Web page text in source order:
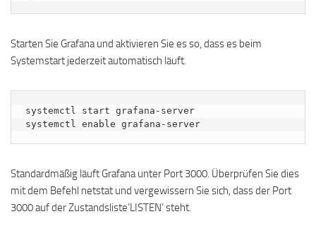
Starten Sie Grafana und aktivieren Sie es so, dass es beim
Systemstart jederzeit automatisch läuft.
systemctl start grafana-server
systemctl enable grafana-server
Standardmäßig läuft Grafana unter Port 3000. Überprüfen Sie dies
mit dem Befehl netstat und vergewissern Sie sich, dass der Port
3000 auf der Zustandsliste’LISTEN‘ steht.